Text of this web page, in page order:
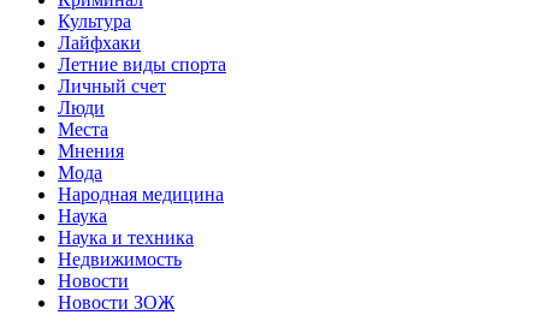
Культура
Лайфхаки
Летние виды спорта
Личный счет
Люди
Места
Мнения
Мода
Народная медицина
Наука
Наука и техника
Недвижимость
Новости
Новости ЗОЖ